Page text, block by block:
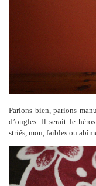
Parlons bien, parlons
d’ongles. Il serait le
striés, mou, faibles ou